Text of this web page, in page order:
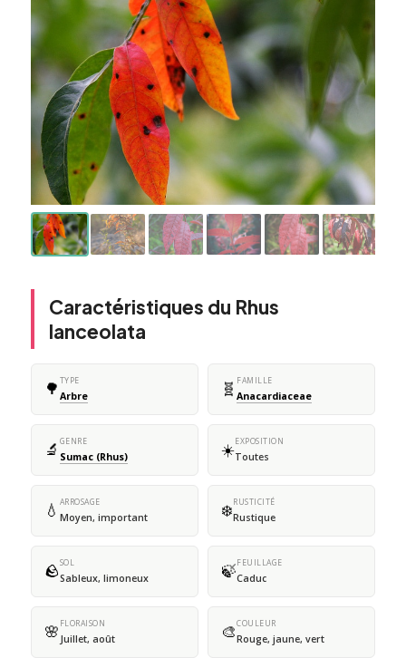
Caractéristiques du Rhus
lanceolata
🌳 TYPE
Arbre 🧬 FAMILLE
Anacardiaceae
🔬 GENRE
Sumac (Rhus) ☀️EXPOSITION
Toutes
💧 ARROSAGE
Moyen, important ❄️RUSTICITÉ
Rustique
🪨SOL
Sableux, limoneux 🍃FEUILLAGE
Caduc
🌸 FLORAISON
Juillet, août 🎨COULEUR
Rouge, jaune, vert